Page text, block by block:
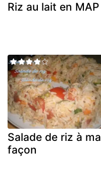
Riz au lait en MAP
Salade de riz à ma
façon